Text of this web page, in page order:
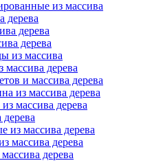
из массива
дерева
дерева
дерева
из массива
дерева
и массива дерева
из массива дерева
массива дерева
дерева
из массива дерева
массива дерева
дерева